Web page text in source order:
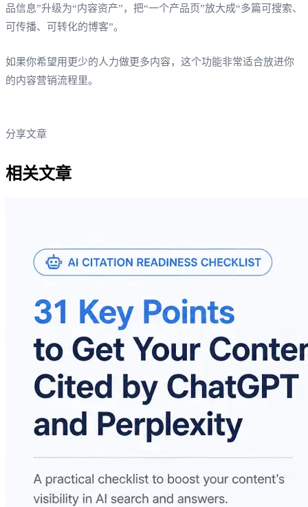
品信息”升级为“内容资产”，把“一个产品页”放大成“多篇可搜索、
可传播、可转化的博客”。
如果你希望用更少的人力做更多内容，这个功能非常适合放进你
的内容营销流程里。
分享文章
相关文章